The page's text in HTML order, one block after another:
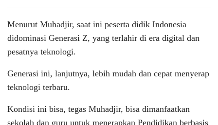
Menurut Muhadjir, saat ini peserta didik Indonesia
didominasi Generasi Z, yang terlahir di era digital dan
pesatnya teknologi.
Generasi ini, lanjutnya, lebih mudah dan cepat menyerap
teknologi terbaru.
Kondisi ini bisa, tegas Muhadjir, bisa dimanfaatkan
sekolah dan guru untuk menerapkan Pendidikan berbasis